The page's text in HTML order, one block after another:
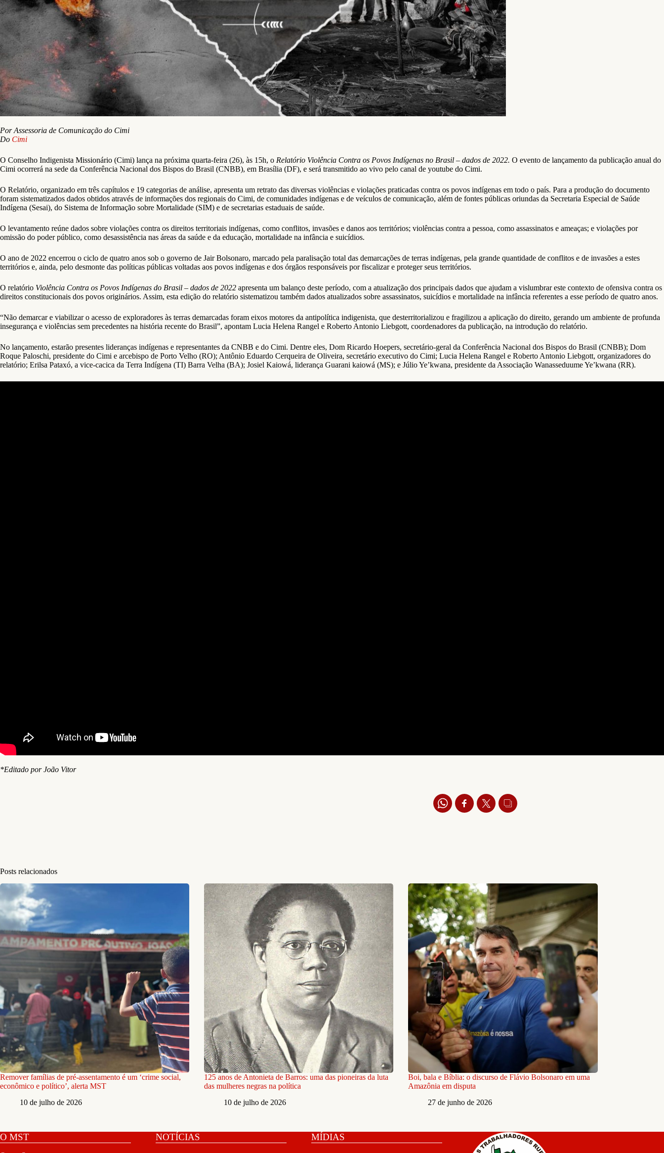
Por Assessoria de Comunicação do Cimi
Do Cimi
O Conselho Indigenista Missionário (Cimi) lança na próxima quarta-feira (26), às 15h, o Relatório Violência Contra os Povos Indígenas no Brasil – dados de 2022. O evento de lançamento da publicação anual do
Cimi ocorrerá na sede da Conferência Nacional dos Bispos do Brasil (CNBB), em Brasília (DF), e será transmitido ao vivo pelo canal de youtube do Cimi.
O Relatório, organizado em três capítulos e 19 categorias de análise, apresenta um retrato das diversas violências e violações praticadas contra os povos indígenas em todo o país. Para a produção do documento
foram sistematizados dados obtidos através de informações dos regionais do Cimi, de comunidades indígenas e de veículos de comunicação, além de fontes públicas oriundas da Secretaria Especial de Saúde
Indígena (Sesai), do Sistema de Informação sobre Mortalidade (SIM) e de secretarias estaduais de saúde.
O levantamento reúne dados sobre violações contra os direitos territoriais indígenas, como conflitos, invasões e danos aos territórios; violências contra a pessoa, como assassinatos e ameaças; e violações por
omissão do poder público, como desassistência nas áreas da saúde e da educação, mortalidade na infância e suicídios.
O ano de 2022 encerrou o ciclo de quatro anos sob o governo de Jair Bolsonaro, marcado pela paralisação total das demarcações de terras indígenas, pela grande quantidade de conflitos e de invasões a estes
territórios e, ainda, pelo desmonte das políticas públicas voltadas aos povos indígenas e dos órgãos responsáveis por fiscalizar e proteger seus territórios.
O relatório Violência Contra os Povos Indígenas do Brasil – dados de 2022 apresenta um balanço deste período, com a atualização dos principais dados que ajudam a vislumbrar este contexto de ofensiva contra os
direitos constitucionais dos povos originários. Assim, esta edição do relatório sistematizou também dados atualizados sobre assassinatos, suicídios e mortalidade na infância referentes a esse período de quatro anos.
“Não demarcar e viabilizar o acesso de exploradores às terras demarcadas foram eixos motores da antipolítica indigenista, que desterritorializou e fragilizou a aplicação do direito, gerando um ambiente de profunda
insegurança e violências sem precedentes na história recente do Brasil”, apontam Lucia Helena Rangel e Roberto Antonio Liebgott, coordenadores da publicação, na introdução do relatório.
No lançamento, estarão presentes lideranças indígenas e representantes da CNBB e do Cimi. Dentre eles, Dom Ricardo Hoepers, secretário-geral da Conferência Nacional dos Bispos do Brasil (CNBB); Dom
Roque Paloschi, presidente do Cimi e arcebispo de Porto Velho (RO); Antônio Eduardo Cerqueira de Oliveira, secretário executivo do Cimi; Lucia Helena Rangel e Roberto Antonio Liebgott, organizadores do
relatório; Erilsa Pataxó, a vice-cacica da Terra Indígena (TI) Barra Velha (BA); Josiel Kaiowá, liderança Guarani kaiowá (MS); e Júlio Ye’kwana, presidente da Associação Wanasseduume Ye’kwana (RR).
*Editado por João Vitor
Posts relacionados
Remover famílias de pré-assentamento é um ‘crime social,
econômico e político’, alerta MST
10 de julho de 2026
125 anos de Antonieta de Barros: uma das pioneiras da luta
das mulheres negras na política
10 de julho de 2026
Boi, bala e Bíblia: o discurso de Flávio Bolsonaro em uma
Amazônia em disputa
27 de junho de 2026
O MST NOTÍCIAS MÍDIAS